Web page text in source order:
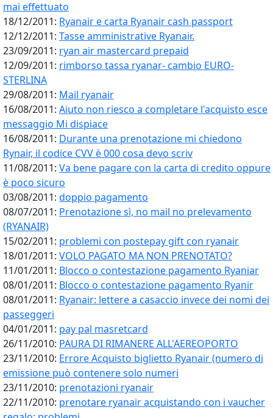
mai effettuato
18/12/2011: Ryanair e carta Ryanair cash passport
12/12/2011: Tasse amministrative Ryanair.
23/09/2011: ryan air mastercard prepaid
12/09/2011: rimborso tassa ryanar- cambio EURO-
STERLINA
29/08/2011: Mail ryanair
16/08/2011: Aiuto non riesco a completare l'acquisto esce
messaggio Mi dispiace
16/08/2011: Durante una prenotazione mi chiedono
Rynair, il codice CVV è 000 cosa devo scriv
11/08/2011: Va bene pagare con la carta di credito oppure
è poco sicuro
03/08/2011: doppio pagamento
08/07/2011: Prenotazione sì, no mail no prelevamento
(RYANAIR)
15/02/2011: problemi con postepay gift con ryanair
18/01/2011: VOLO PAGATO MA NON PRENOTATO?
11/01/2011: Blocco o contestazione pagamento Ryaniar
08/01/2011: Blocco o contestazione pagamento Ryanir
08/01/2011: Ryanair: lettere a casaccio invece dei nomi dei
passeggeri
04/01/2011: pay pal masretcard
26/11/2010: PAURA DI RIMANERE ALL'AEREOPORTO
23/11/2010: Errore Acquisto biglietto Ryanair (numero di
emissione può contenere solo numeri
23/11/2010: prenotazioni ryanair
22/11/2010: prenotare ryanair acquistando con i vaucher